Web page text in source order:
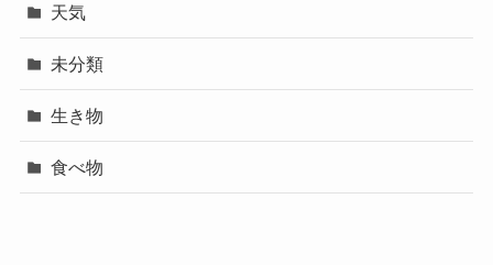
天気
未分類
生き物
食べ物